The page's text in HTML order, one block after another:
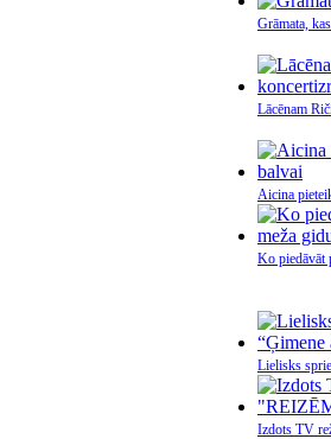
Grāmata,
Lācēnam
Aicina
Ko piedāvāt
Lielisks
Izdots TV